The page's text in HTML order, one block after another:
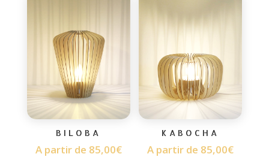
BILOBA
A partir de 85,00€
KABOCHA
A partir de 85,00€